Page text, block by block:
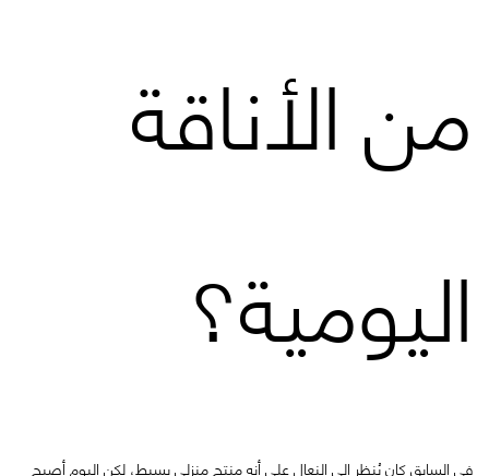
من الأناقة
اليومية؟
في السابق كان يُنظر إلى النعال على أنه منتج منزلي بسيط، لكن اليوم أصبح